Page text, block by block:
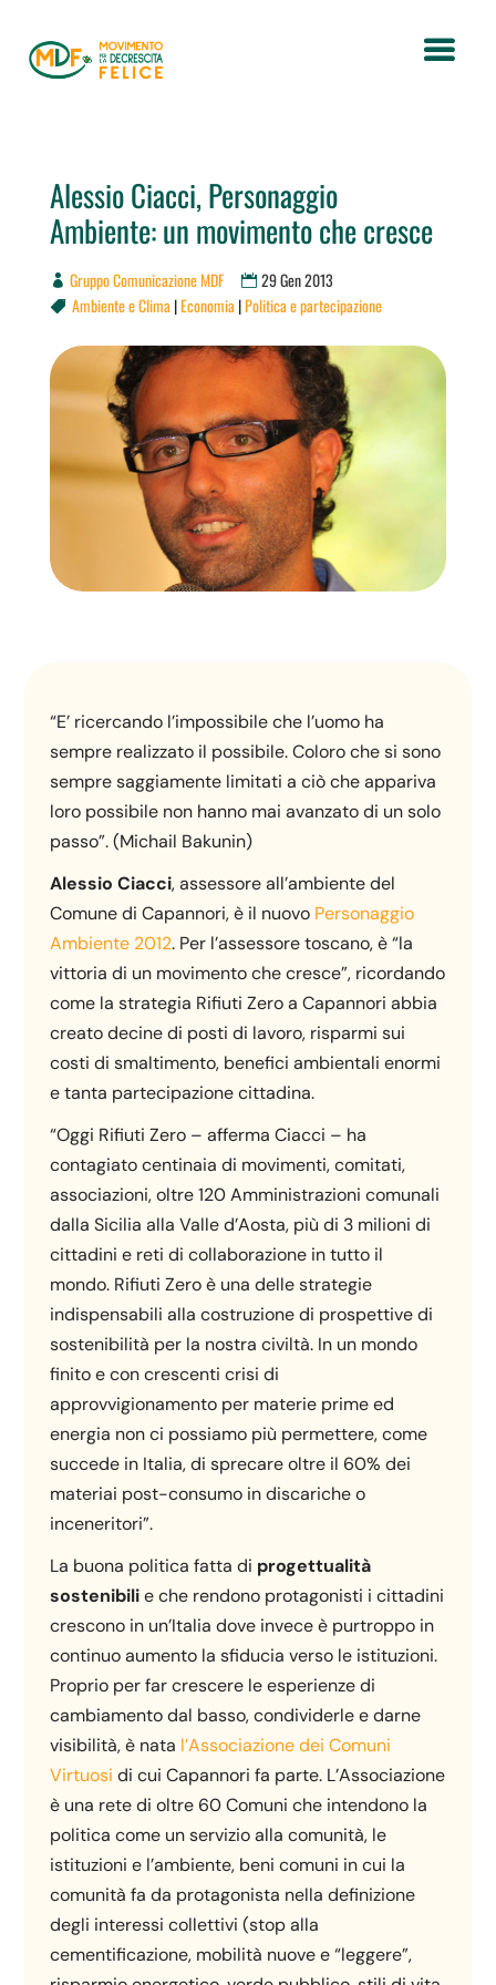
Alessio Ciacci, Personaggio
Ambiente: un movimento che cresce
Gruppo Comunicazione MDF 29 Gen 2013
 Ambiente e Clima |Economia |Politica e partecipazione
“E’ ricercando l’impossibile che l’uomo ha
sempre realizzato il possibile. Coloro che si sono
sempre saggiamente limitati a ciò che appariva
loro possibile non hanno mai avanzato di un solo
passo”. (Michail Bakunin)
Alessio Ciacci, assessore all’ambiente del
Comune di Capannori, è il nuovo Personaggio
Ambiente 2012. Per l’assessore toscano, è “la
vittoria di un movimento che cresce”, ricordando
come la strategia Rifiuti Zero a Capannori abbia
creato decine di posti di lavoro, risparmi sui
costi di smaltimento, benefici ambientali enormi
e tanta partecipazione cittadina.
“Oggi Rifiuti Zero – afferma Ciacci – ha
contagiato centinaia di movimenti, comitati,
associazioni, oltre 120 Amministrazioni comunali
dalla Sicilia alla Valle d’Aosta, più di 3 milioni di
cittadini e reti di collaborazione in tutto il
mondo. Rifiuti Zero è una delle strategie
indispensabili alla costruzione di prospettive di
sostenibilità per la nostra civiltà. In un mondo
finito e con crescenti crisi di
approvvigionamento per materie prime ed
energia non ci possiamo più permettere, come
succede in Italia, di sprecare oltre il 60% dei
materiai post-consumo in discariche o
inceneritori”.
La buona politica fatta di progettualità
sostenibilie che rendono protagonisti i cittadini
crescono in un’Italia dove invece è purtroppo in
continuo aumento la sfiducia verso le istituzioni.
Proprio per far crescere le esperienze di
cambiamento dal basso, condividerle e darne
visibilità, è nata l’Associazione dei Comuni
Virtuosi di cui Capannori fa parte. L’Associazione
è una rete di oltre 60 Comuni che intendono la
politica come un servizio alla comunità, le
istituzioni e l’ambiente, beni comuni in cui la
comunità fa da protagonista nella definizione
degli interessi collettivi (stop alla
cementificazione, mobilità nuove e “leggere”,